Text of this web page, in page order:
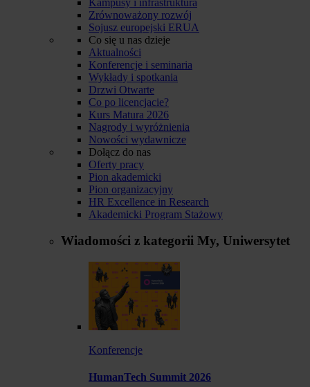
Zrównoważony rozwój
Sojusz europejski ERUA
Co się u nas dzieje
Aktualności
Konferencje i seminaria
Wykłady i spotkania
Drzwi Otwarte
Co po licencjacie?
Kurs Matura 2026
Nagrody i wyróżnienia
Nowości wydawnicze
Dołącz do nas
Oferty pracy
Pion akademicki
Pion organizacyjny
HR Excellence in Research
Akademicki Program Stażowy
Wiadomości z kategorii My, Uniwersytet
Konferencje
HumanTech Summit 2026